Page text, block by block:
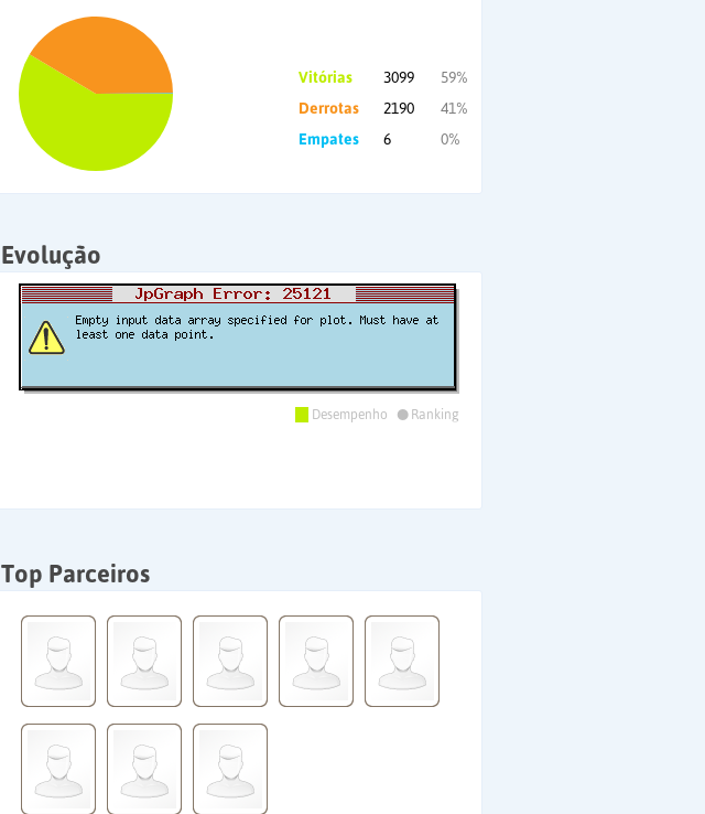
Vitórias 3099
59%
Derrotas
2190
41%
Empates
6 0%
Evolução
Desempenho •
Ranking
Top Parceiros